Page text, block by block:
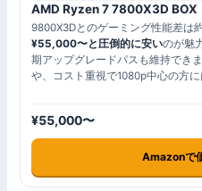
AMD Ryzen 7 7800X3D BOX
9800X3Dとのゲーミング性能差は
¥55,000〜と圧倒的に安いのが魅
期アップグレードパスも維持でき
や、コスト重視で1080p中心の方
¥55,000〜
Amazonで